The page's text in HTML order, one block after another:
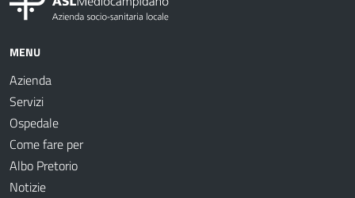
MENU
Azienda
Servizi
Ospedale
Come fare per
Albo Pretorio
Notizie